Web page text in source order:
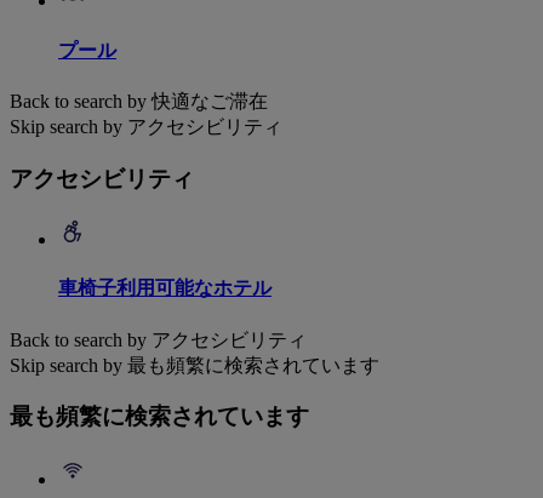
プール
Back to search by 快適なご滞在
Skip search by アクセシビリティ
アクセシビリティ
車椅子利用可能なホテル
Back to search by アクセシビリティ
Skip search by 最も頻繁に検索されています
最も頻繁に検索されています